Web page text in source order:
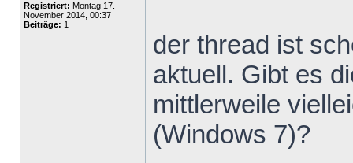
Registriert: Montag 17.
November 2014, 00:37
Beiträge: 1
der thread ist
aktuell. Gibt es
mittlerweile
(Windows 7)?